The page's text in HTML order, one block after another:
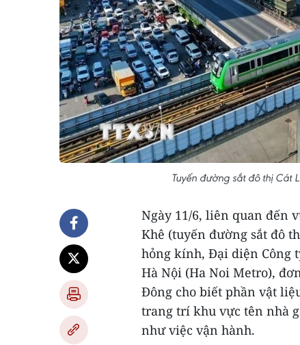
Tuyến đường sắt đô thị Cát
Ngày 11/6, liên quan đến
Khê (tuyến đường sắt đô
hỏng kính, Đại diện Công
Hà Nội (Ha Noi Metro),
Đông cho biết phần vật
trang trí khu vực tên nhà
như việc vận hành.